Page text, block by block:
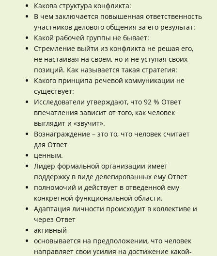
Какова структура конфликта:
В чем заключается повышенная ответственность
участников делового общения за его результат:
Какой рабочей группы не бывает:
Стремление выйти из конфликта не решая его,
не настаивая на своем, но и не уступая своих
позиций. Как называется такая стратегия:
Какого принципа речевой коммуникации не
существует:
Исследователи утверждают, что 92 % Ответ
впечатления зависит от того, как человек
выглядит и «звучит».
Вознаграждение – это то, что человек считает
для Ответ
ценным.
Лидер формальной организации имеет
поддержку в виде делегированных ему Ответ
полномочий и действует в отведенной ему
конкретной функциональной области.
Адаптация личности происходит в коллективе и
через Ответ
активный
основывается на предположении, что человек
направляет свои усилия на достижение какой-